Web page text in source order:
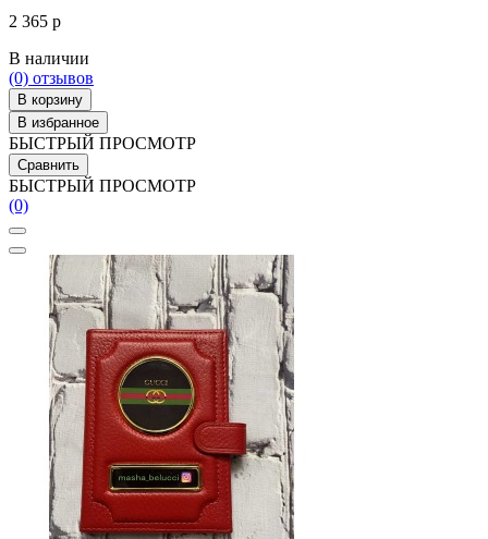
2 365 р
В наличии
(0) отзывов
В корзину
В избранное
БЫСТРЫЙ ПРОСМОТР
Сравнить
БЫСТРЫЙ ПРОСМОТР
(0)